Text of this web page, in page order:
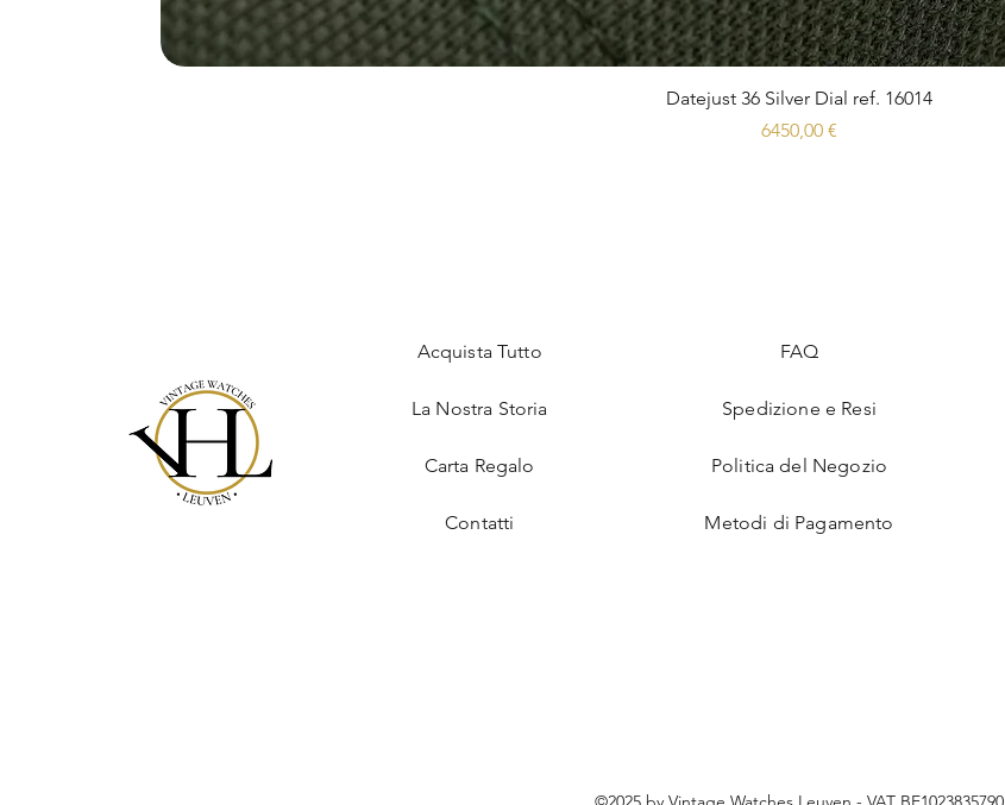
Datejust 36 Silver Dial ref. 16014
Prezzo
6450,00 €
Acquista Tutto
La Nostra Storia
Carta Regalo
Contatti
FAQ
Spedizione e Resi
Politica del Negozio
Metodi di Pagamento